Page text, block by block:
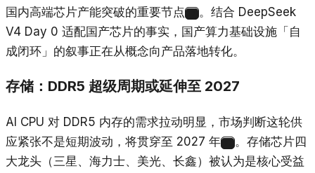
国内高端芯片产能突破的重要节点
。结合 DeepSeek
V4 Day 0 适配国产芯片的事实，国产算力基础设施「自
成闭环」的叙事正在从概念向产品落地转化。
存储：DDR5 超级周期或延伸至 2027
AI CPU 对 DDR5 内存的需求拉动明显，市场判断这轮供
应紧张不是短期波动，将贯穿至 2027 年
。存储芯片四
大龙头（三星、海力士、美光、长鑫）被认为是核心受益